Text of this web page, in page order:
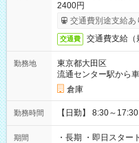
2400円
交通費別途支給あ
交通費 交通費支給（
勤務地
東京都大田区
流通センター駅から車
倉庫
勤務時間 【日勤】 8:30～
期間 ・長期 ・即日スター